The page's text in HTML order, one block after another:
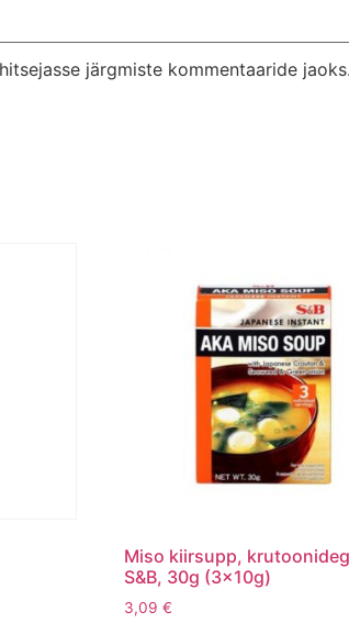
järgmiste kommentaaride
Miso kiirsupp,
S&B, 30g (3x10g)
3,09€